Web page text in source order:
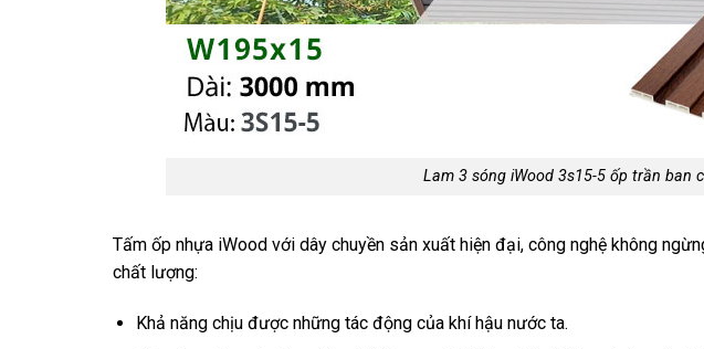
Lam 3 sóng iWood 3s15-5 ốp trần ban
Tấm ốp nhựa iWood với dây chuyền sản xuất hiện đại, công nghệ không
chất lượng:
Khả năng chịu được những tác động của khí hậu nước ta.